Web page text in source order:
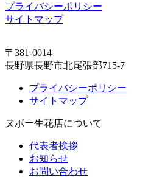
プライバシーポリシー
サイトマップ
〒381-0014
長野県長野市北尾張部715-7
プライバシーポリシー
サイトマップ
ヌボー生花店について
代表者挨拶
お知らせ
お問い合わせ